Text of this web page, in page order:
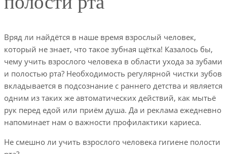
Вряд ли найдётся в наше время взрослый человек,
который не знает, что такое зубная щётка! Казалось бы,
чему учить взрослого человека в области ухода за зубами
и полостью рта? Необходимость регулярной чистки зубов
вкладывается в подсознание с раннего детства и является
одним из таких же автоматических действий, как мытьё
рук перед едой или приём душа. Да и реклама ежедневно
напоминает нам о важности профилактики кариеса.
Не смешно ли учить взрослого человека гигиене полости